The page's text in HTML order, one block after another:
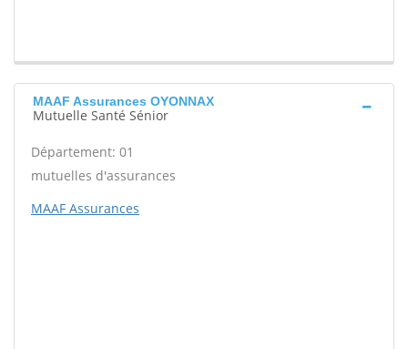
MAAF Assurances OYONNAX
Mutuelle Santé Sénior
Département: 01
mutuelles d'assurances
MAAF Assurances